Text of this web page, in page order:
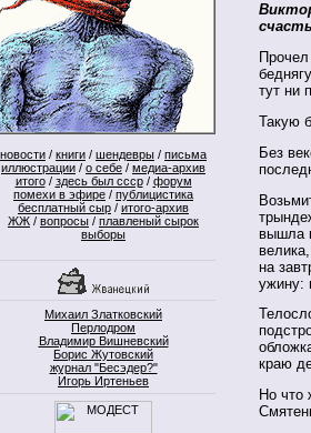
новости / книги / шендевры / письма
иллюстрации / о себе / медиа-архив
итого/ здесь был ссср/ форум
помехи в эфире / публицистика
бесплатный сыр / итого-архив
ЖЖ / вопросы / плавленый сырок
выборы
Михаил Златковский
Перлодром
Владимир Вишневский
Борис Жутовский
журнал "Бесэдер?"
Игорь Иртеньев
тут ни
Такую
Без
вышла
на
ужину:
краю
Но что